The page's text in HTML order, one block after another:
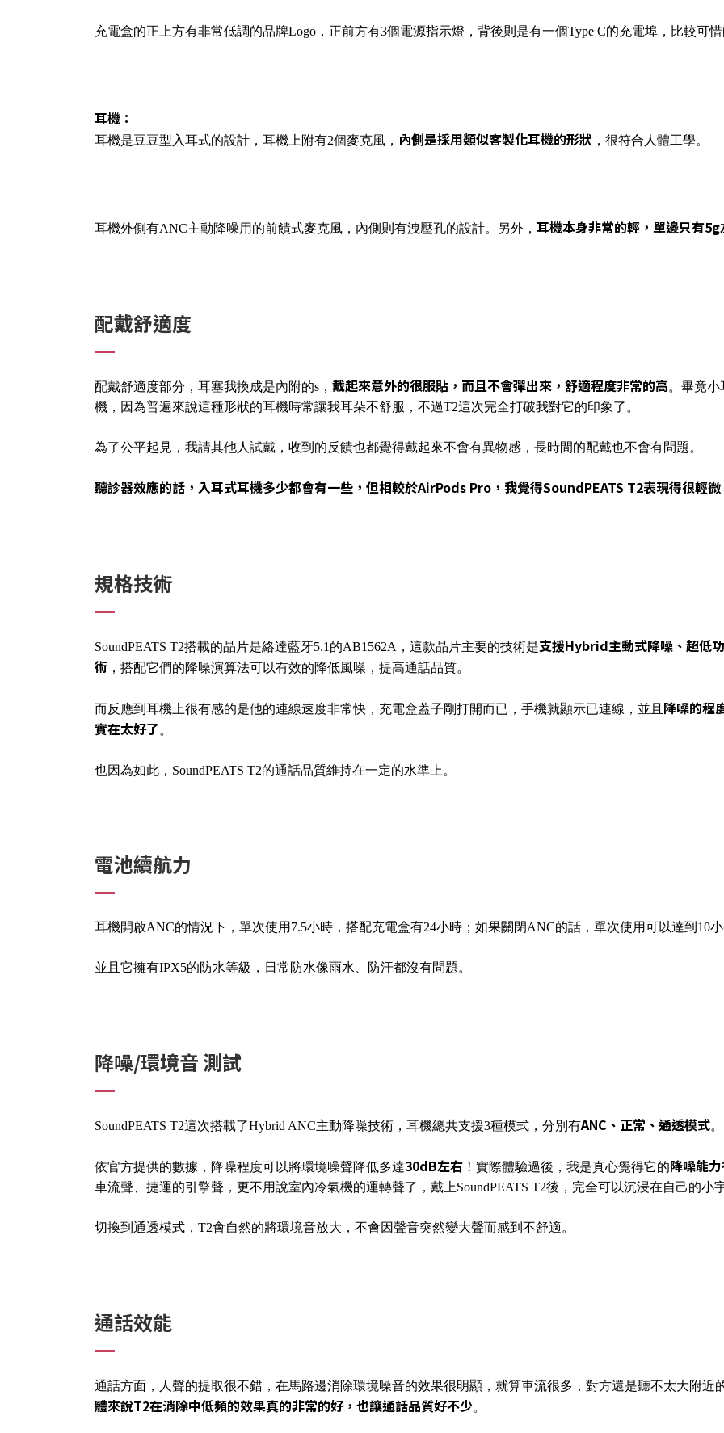
充電盒的正上方有非常低調的品牌Logo，正前方有3個電源指示燈，背後則是有一個Type C的充電埠，比較可惜
耳機：
耳機是豆豆型入耳式的設計，耳機上附有2個麥克風， 內側是採用類似客製化耳機的形狀 ，很符合人體工學。
耳機外側有ANC主動降噪用的前饋式麥克風，內側則有洩壓孔的設計。另外， 耳機本身非常的輕，單邊只有
配戴舒適度
配戴舒適度部分，耳塞我換成是內附的s， 戴起來意外的很服貼，而且不會彈出來，舒適程度非常的高。畢竟
機，因為普遍來說這種形狀的耳機時常讓我耳朵不舒服，不過T2這次完全打破我對它的印象了。
為了公平起見，我請其他人試戴，收到的反饋也都覺得戴起來不會有異物感，長時間的配戴也不會有問題。
聽診器效應的話，入耳式耳機多少都會有一些，但相較於AirPods Pro，我覺得SoundPEATS T2表現得很輕微
規格技術
SoundPEATS T2搭載的晶片是絡達藍牙5.1的AB1562A，這款晶片主要的技術是支援Hybrid主動式降噪、超低
術 ，搭配它們的降噪演算法可以有效的降低風噪，提高通話品質。
而反應到耳機上很有感的是他的連線速度非常快，充電盒蓋子剛打開而已，手機就顯示已連線，並且 降噪的程
實在太好了。
也因為如此，SoundPEATS T2的通話品質維持在一定的水準上。
電池續航力
耳機開啟ANC的情況下，單次使用7.5小時，搭配充電盒有24小時；如果關閉ANC的話，單次使用可以達到10小
並且它擁有IPX5的防水等級，日常防水像雨水、防汗都沒有問題。
降噪/環境音 測試
SoundPEATS T2這次搭載了Hybrid ANC主動降噪技術，耳機總共支援3種模式，分別有ANC、正常、通透模式。
依官方提供的數據，降噪程度可以將環境噪聲降低多達30dB左右 ！ 實際體驗過後，我是真心覺得它的降噪能
車流聲、捷運的引擎聲，更不用說室內冷氣機的運轉聲了，戴上SoundPEATS T2後，完全可以沉浸在自己的小
切換到通透模式，T2會自然的將環境音放大，不會因聲音突然變大聲而感到不舒適。
通話效能
通話方面，人聲的提取很不錯，在馬路邊消除環境噪音的效果很明顯，就算車流很多，對方還是聽不太大附近
體來說T2在消除中低頻的效果真的非常的好，也讓通話品質好不少。